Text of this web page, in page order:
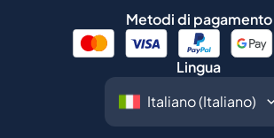
Metodi di pagamento
Lingua